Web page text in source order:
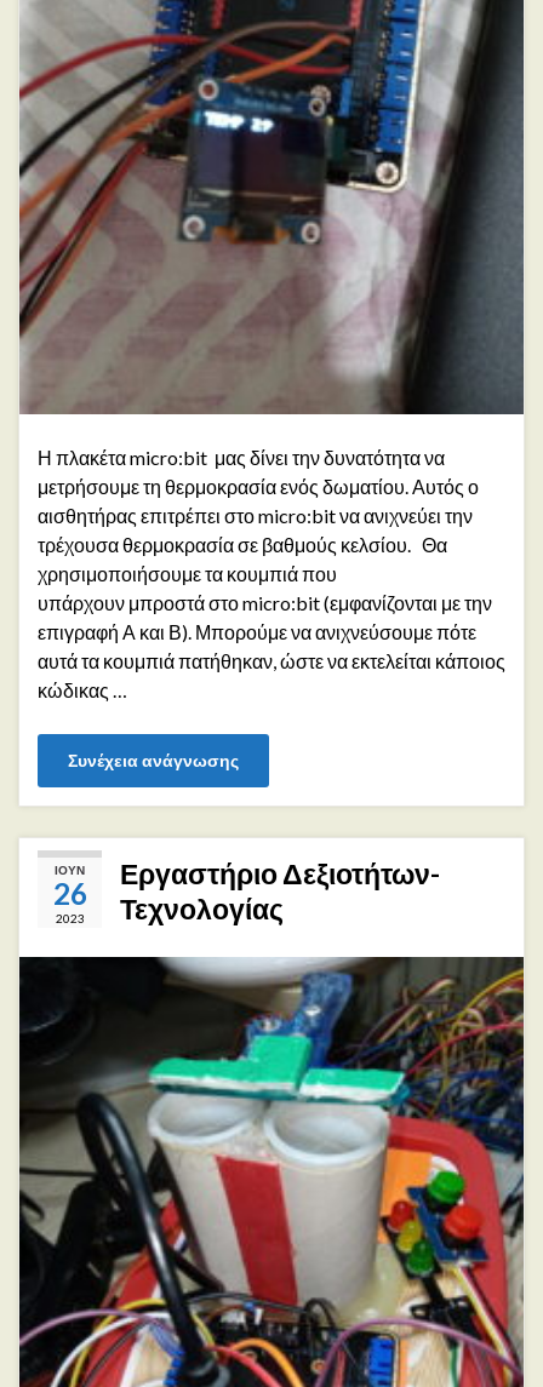
Η πλακέτα micro:bit μας δίνει την δυνατότητα να
μετρήσουμε τη θερμοκρασία ενός δωματίου. Αυτός ο
αισθητήρας επιτρέπει στο micro:bit να ανιχνεύει την
τρέχουσα θερμοκρασία σε βαθμούς κελσίου. Θα
χρησιμοποιήσουμε τα κουμπιά που
υπάρχουν μπροστά στο micro:bit (εμφανίζονται με την
επιγραφή Α και Β). Μπορούμε να ανιχνεύσουμε πότε
αυτά τα κουμπιά πατήθηκαν, ώστε να εκτελείται κάποιος
κώδικας …
Συνέχεια ανάγνωσης
ΙΟΎΝ
26
2023
Εργαστήριο Δεξιοτήτων-
Τεχνολογίας